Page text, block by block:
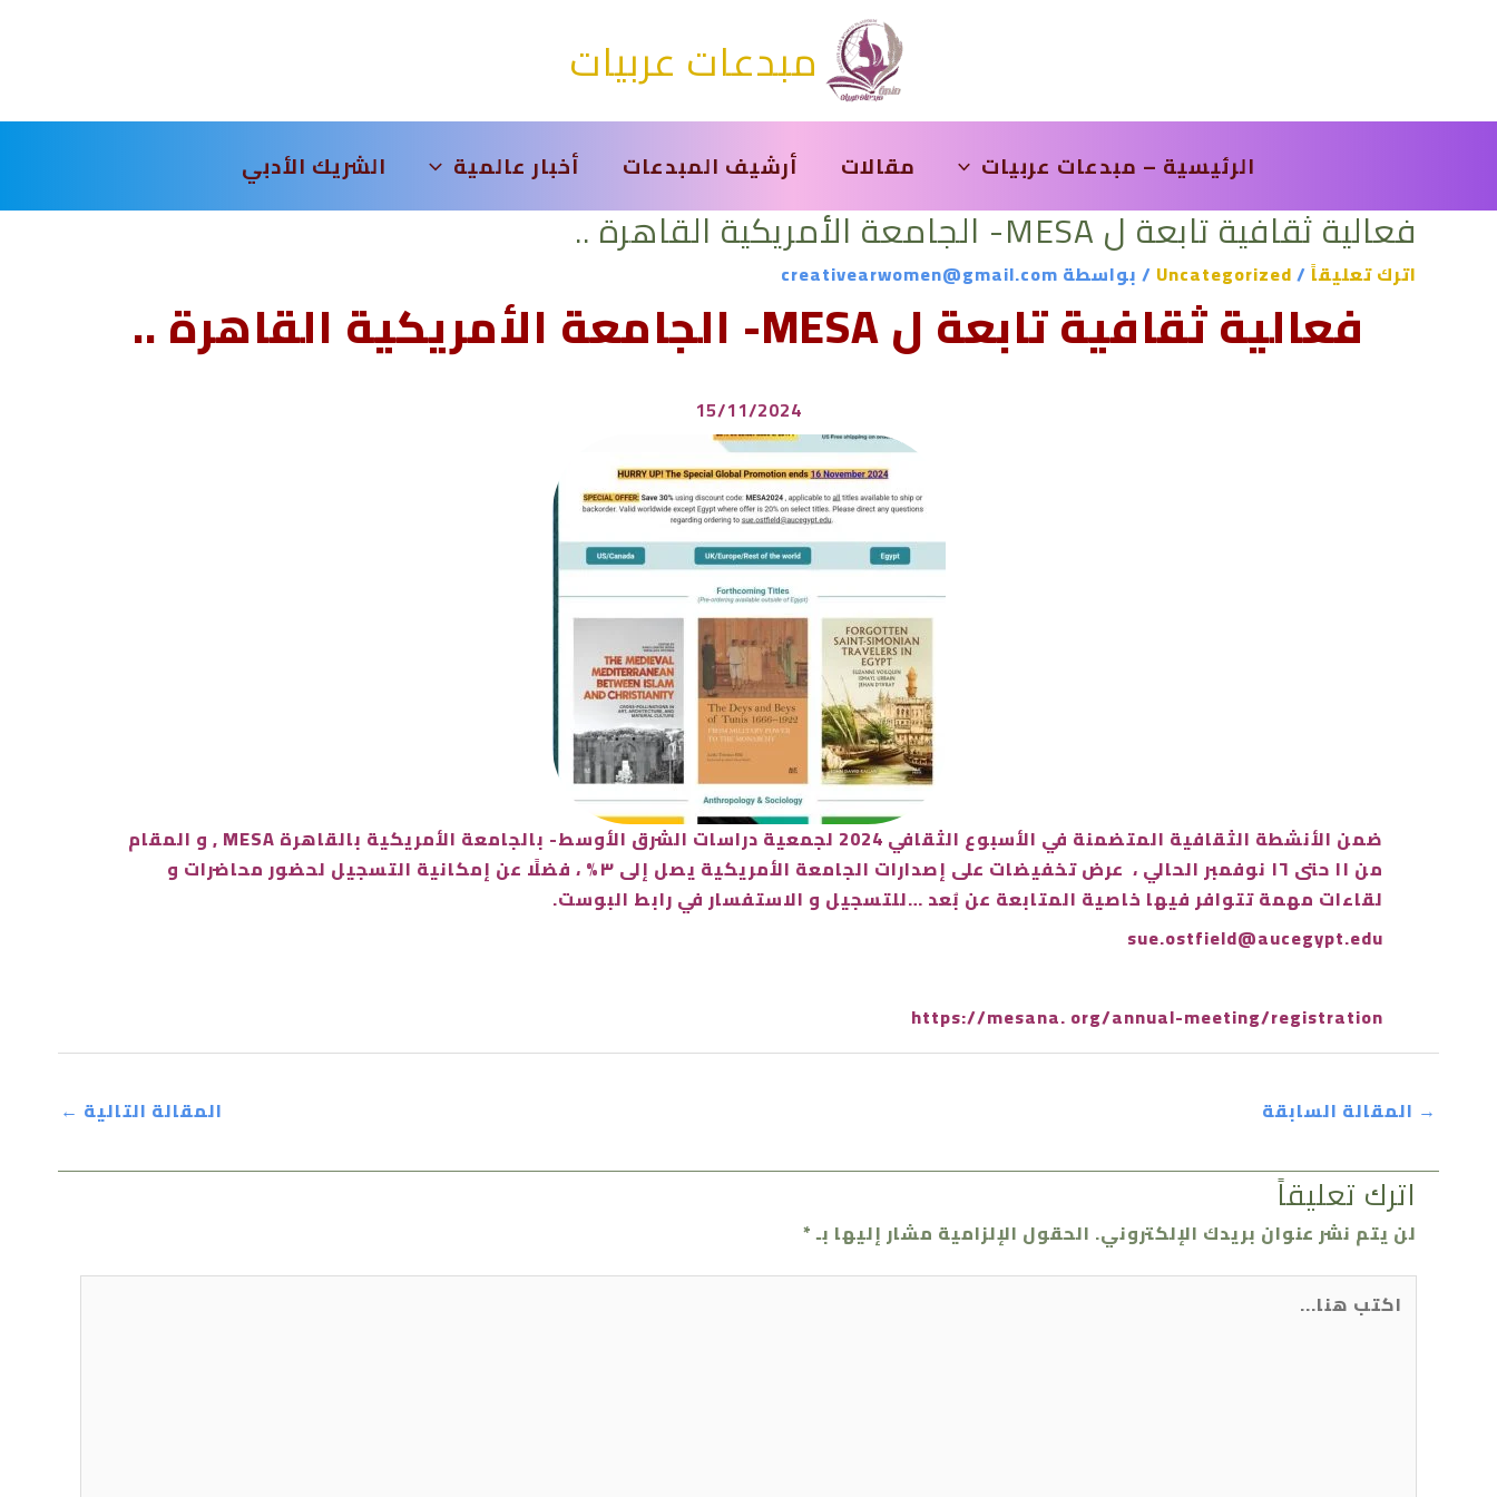
مبدعات عربيات
الرئيسية – مبدعات عربيات مقالات أرشيف المبدعات أخبار عالمية الشريك الأدبي
فعالية ثقافية تابعة ل MESA- الجامعة الأمريكية القاهرة ..
اترك تعليقاً/
Uncategorized / بواسطة creativearwomen@gmail.com
فعالية ثقافية تابعة ل MESA- الجامعة الأمريكية القاهرة ..
15/11/2024
ضمن الأنشطة الثقافية المتضمنة في الأسبوع الثقافي 2024 لجمعية دراسات الشرق الأوسط- بالجامعة الأمريكية بالقاهرة MESA , و المقام
من ١١ حتى ١٦ نوفمبر الحالي ، عرض تخفيضات على إصدارات الجامعة الأمريكية يصل إلى ٣% ، فضلًا عن إمكانية التسجيل لحضور محاضرات و
لقاءات مهمة تتوافر فيها خاصية المتابعة عن بُعد …للتسجيل و الاستفسار في رابط البوست.
sue.ostfield@aucegypt.edu
https://mesana. org/annual-meeting/registration
→ المقالة السابقة المقالة التالية ←
اترك تعليقاً
لن يتم نشر عنوان بريدك الإلكتروني. الحقول الإلزامية مشار إليها بـ*
اكتب
هنا...